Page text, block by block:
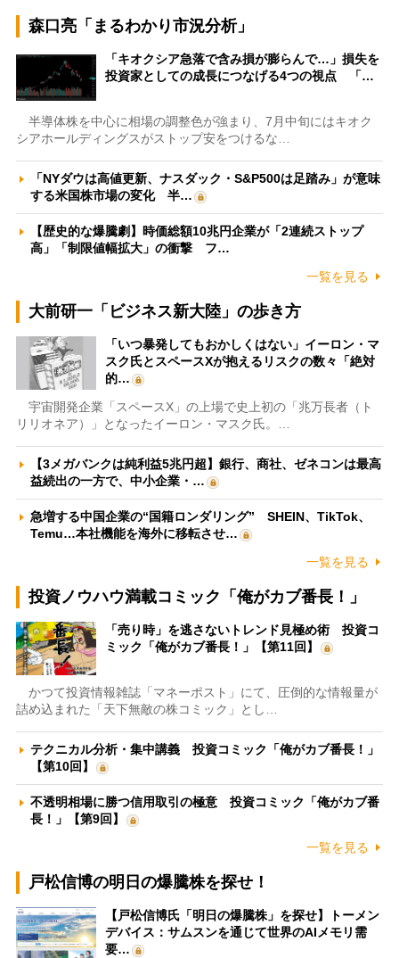
森口亮「まるわかり市況分析」
「キオクシア急落で含み損が膨らんで…」損失を
投資家としての成長につなげる4つの視点 「…
半導体株を中心に相場の調整色が強まり、7月中旬にはキオク
シアホールディングスがストップ安をつけるな…
「NYダウは高値更新、ナスダック・S&P500は足踏み」が意味
する米国株市場の変化 半…
【歴史的な爆騰劇】時価総額10兆円企業が「2連続ストップ
高」「制限値幅拡大」の衝撃 フ…
一覧を見る
大前研一「ビジネス新大陸」の歩き方
「いつ暴発してもおかしくはない」イーロン・マ
スク氏とスペースXが抱えるリスクの数々「絶対
的…
宇宙開発企業「スペースX」の上場で史上初の「兆万長者（ト
リリオネア）」となったイーロン・マスク氏。…
【3メガバンクは純利益5兆円超】銀行、商社、ゼネコンは最高
益続出の一方で、中小企業・…
急増する中国企業の“国籍ロンダリング” SHEIN、TikTok、
Temu…本社機能を海外に移転させ…
一覧を見る
投資ノウハウ満載コミック「俺がカブ番長！」
「売り時」を逃さないトレンド見極め術 投資コ
ミック「俺がカブ番長！」【第11回】
かつて投資情報雑誌「マネーポスト」にて、圧倒的な情報量が
詰め込まれた「天下無敵の株コミック」とし…
テクニカル分析・集中講義 投資コミック「俺がカブ番長！」
【第10回】
不透明相場に勝つ信用取引の極意 投資コミック「俺がカブ番
長！」【第9回】
一覧を見る
戸松信博の明日の爆騰株を探せ！
【戸松信博氏「明日の爆騰株」を探せ】トーメン
デバイス：サムスンを通じて世界のAIメモリ需
要…